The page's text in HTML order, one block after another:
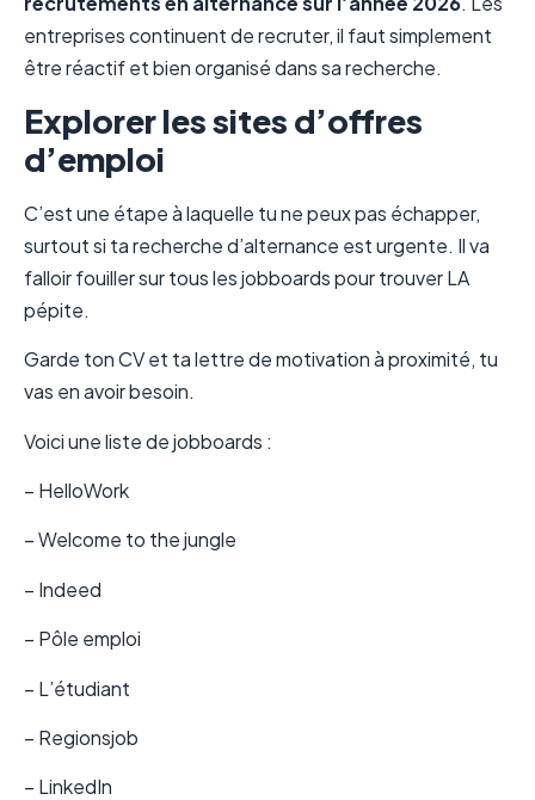
entreprises continuent de recruter, il faut simplement
être réactif et bien organisé dans sa recherche.
Explorer les sites d’offres
d’emploi
C’est une étape à laquelle tu ne peux pas échapper,
surtout si ta recherche d’alternance est urgente. Il va
falloir fouiller sur tous les jobboards pour trouver LA
pépite.
Garde ton CV et ta lettre de motivation à proximité, tu
vas en avoir besoin.
Voici une liste de jobboards :
– HelloWork
– Welcome to the jungle
– Indeed
– Pôle emploi
– L’étudiant
– Regionsjob
– LinkedIn